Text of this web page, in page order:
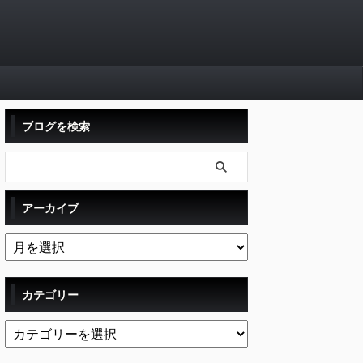
ブログを検索
アーカイブ
カテゴリー